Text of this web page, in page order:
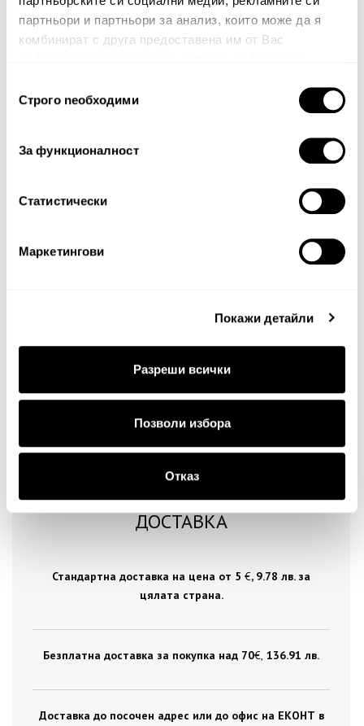
партньори и партньори за анализ, които може да я
комбинират с друга предоставена им от Вас
наСтрого nеобходими
За функционалност
Статистически
Маркетингови
Покажи детайли
Разреши всички
Позволи избора
Отказ
Забележка: HTML не се поддържа!
ДОСТАВКА
Стандартна доставка на цена от 5 €, 9.78 лв. за
цялата страна.
Безплатна доставка за покупка над 70€ , 136.91 лв.
Доставка до посочен адрес или до офис на ЕКОНТ в